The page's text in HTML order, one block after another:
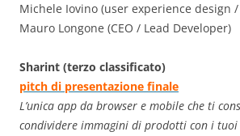
Michele Iovino (user experience design
Mauro Longone (CEO / Lead Developer)
Sharint (terzo classificato)
pitch di presentazione finale
L’unica app da browser e mobile che ti
condividere immagini di prodotti con i